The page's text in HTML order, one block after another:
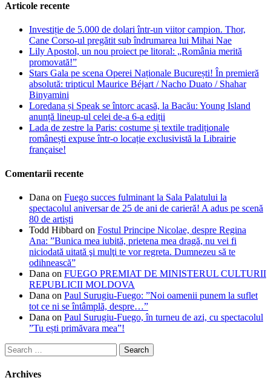
Articole recente
Investiție de 5.000 de dolari într-un viitor campion. Thor,
Cane Corso-ul pregătit sub îndrumarea lui Mihai Nae
Lily Apostol, un nou proiect pe litoral: „România merită
promovată!”
Stars Gala pe scena Operei Naționale București! În premieră
absolută: tripticul Maurice Béjart / Nacho Duato / Shahar
Binyamini
Loredana și Speak se întorc acasă, la Bacău: Young Island
anunță lineup-ul celei de-a 6-a ediții
Lada de zestre la Paris: costume și textile tradiționale
românești expuse într-o locație exclusivistă la Librairie
française!
Comentarii recente
Dana on Fuego succes fulminant la Sala Palatului la
spectacolul aniversar de 25 de ani de carieră! A adus pe scenă
80 de artiști
Todd Hibbard on Fostul Principe Nicolae, despre Regina
Ana: ”Bunica mea iubită, prietena mea dragă, nu vei fi
niciodată uitată şi mulţi te vor regreta. Dumnezeu să te
odihnească”
Dana on FUEGO PREMIAT DE MINISTERUL CULTURII
REPUBLICII MOLDOVA
Dana on Paul Surugiu-Fuego: ”Noi oamenii punem la suflet
tot ce ni se întâmplă, despre…”
Dana on Paul Surugiu-Fuego, în turneu de azi, cu spectacolul
”Tu ești primăvara mea”!
Search
for:
Archives